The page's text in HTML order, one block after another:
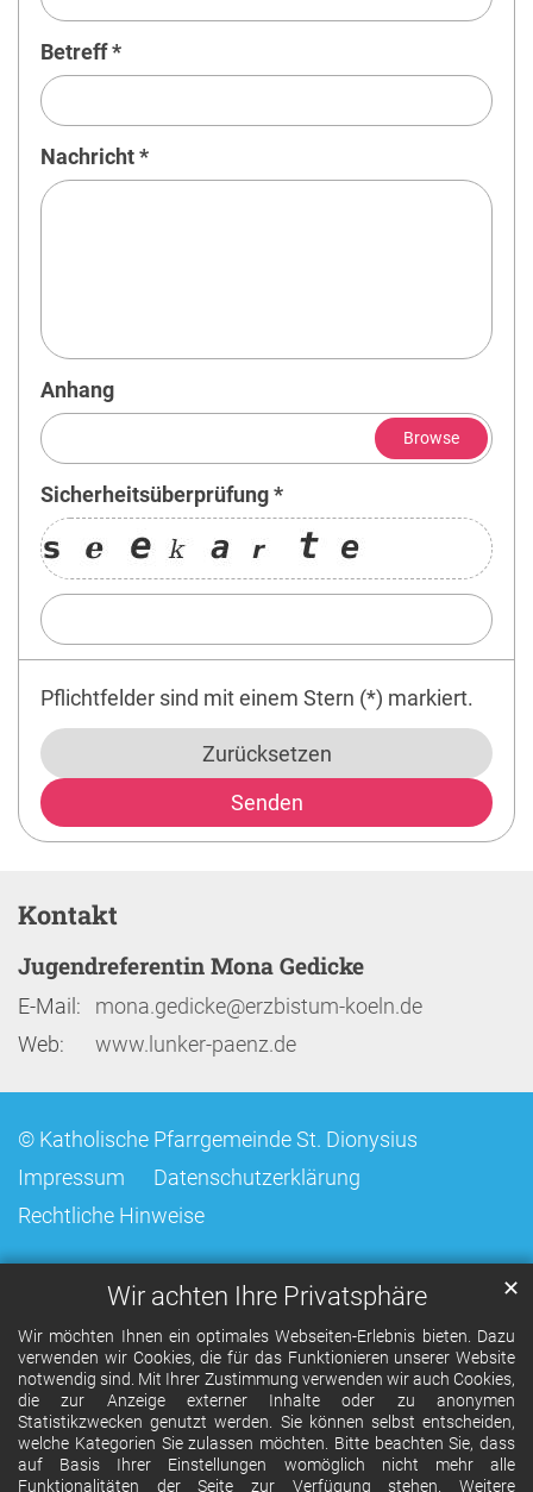
Wir achten Ihre Privatsphäre
Wir möchten Ihnen ein optimales Webseiten-Erlebnis bieten. Dazu
verwenden wir Cookies, die für das Funktionieren unserer Website
notwendig sind. Mit Ihrer Zustimmung verwenden wir auch Cookies,
die zur Anzeige externer Inhalte oder zu anonymen
Statistikzwecken genutzt werden. Sie können selbst entscheiden,
welche Kategorien Sie zulassen möchten. Bitte beachten Sie, dass
auf Basis Ihrer Einstellungen womöglich nicht mehr alle
Funktionalitäten der Seite zur Verfügung stehen. Weitere
✕
Betreff *
Nachricht *
Anhang
Browse
Anhang
Sicherheitsüberprüfung *
Pflichtfelder sind mit einem Stern (*) markiert.
Zurücksetzen
Kontakt
Jugendreferentin Mona Gedicke
E-Mail:
mona.gedicke@erzbistum-koeln.de
Web:
www.lunker-paenz.de
© Katholische Pfarrgemeinde St. Dionysius
Impressum
Datenschutzerklärung
Rechtliche Hinweise